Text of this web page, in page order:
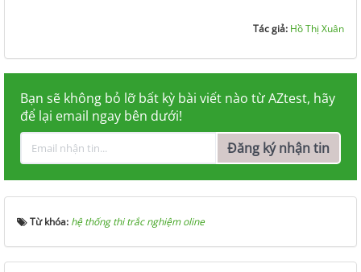
Tác giả: Hồ Thị Xuân
Bạn sẽ không bỏ lỡ bất kỳ bài viết nào từ AZtest, hãy
để lại email ngay bên dưới!
Đăng ký nhận tin
Từ khóa: hệ thống thi trắc nghiệm oline